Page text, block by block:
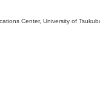
Center, University of